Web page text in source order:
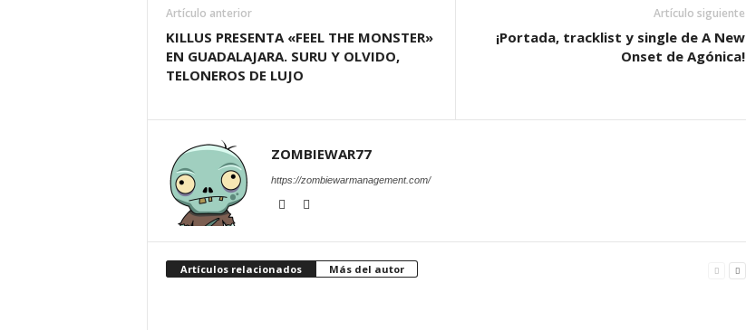
Artículo anterior
KILLUS PRESENTA «FEEL THE MONSTER»
EN GUADALAJARA. SURU Y OLVIDO,
TELONEROS DE LUJO
Artículo siguiente
¡Portada, tracklist y single de A New
Onset de Agónica!
ZOMBIEWAR77
https://zombiewarmanagement.com/
Artículos relacionados Más del autor